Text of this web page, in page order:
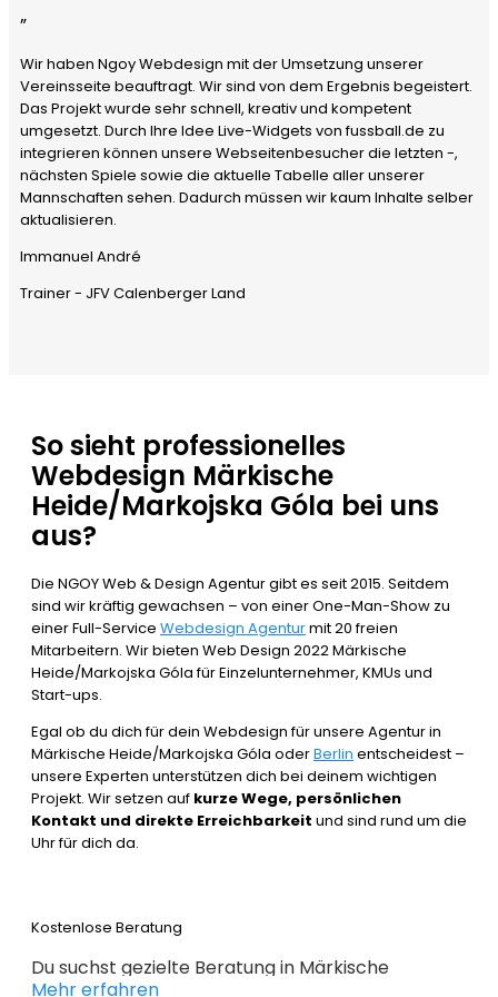
”
Wir haben Ngoy Webdesign mit der Umsetzung unserer
Vereinsseite beauftragt. Wir sind von dem Ergebnis begeistert.
Das Projekt wurde sehr schnell, kreativ und kompetent
umgesetzt. Durch Ihre Idee Live-Widgets von fussball.de zu
integrieren können unsere Webseitenbesucher die letzten -,
nächsten Spiele sowie die aktuelle Tabelle aller unserer
Mannschaften sehen. Dadurch müssen wir kaum Inhalte selber
aktualisieren.
Immanuel André
Trainer - JFV Calenberger Land
So sieht professionelles
Webdesign Märkische
Heide/Markojska Góla bei uns
aus?
Die NGOY Web & Design Agentur gibt es seit 2015. Seitdem
sind wir kräftig gewachsen – von einer One-Man-Show zu
einer Full-Service Webdesign Agenturmit 20 freien
Mitarbeitern. Wir bieten Web Design 2022 Märkische
Heide/Markojska Góla für Einzelunternehmer, KMUs und
Start-ups.
Egal ob du dich für dein Webdesign für unsere Agentur in
Märkische Heide/Markojska Góla oderBerlin entscheidest –
unsere Experten unterstützen dich bei deinem wichtigen
Projekt. Wir setzen auf kurze Wege, persönlichen
Kontakt und direkte Erreichbarkeit und sind rund um die
Uhr für dich da.
Kostenlose Beratung
Du suchst gezielte Beratung in Märkische
Mehr erfahren